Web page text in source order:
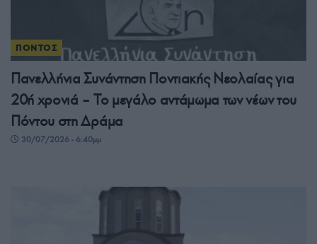
ΠΟΝΤΟΣ
Πανελλήνια Συνάντηση Ποντιακής Νεολαίας για
20ή χρονιά – Το μεγάλο αντάμωμα των νέων του
Πόντου στη Δράμα
30/07/2026 - 6:40μμ